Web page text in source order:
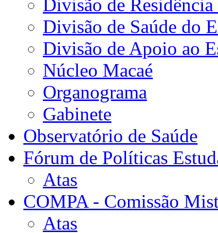
Divisão de
Divisão de Saúde do
Divisão de Apoio ao
Núcleo Macaé
Organograma
Gabinete
Observatório de Saúde
Fórum de Políticas
Atas
COMPA - Comissão
Atas